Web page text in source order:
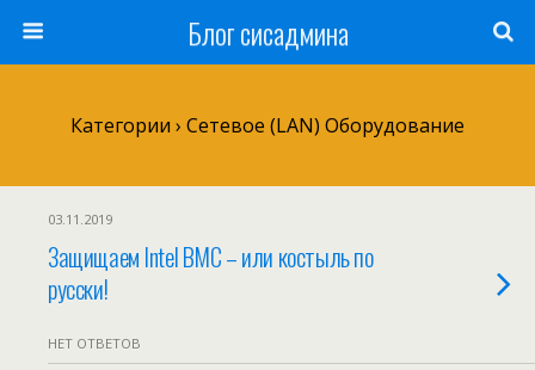
Блог сисадмина
Категории › Сетевое (LAN) Оборудование
03.11.2019
Защищаем Intel BMC – или костыль по
русски!
НЕТ ОТВЕТОВ